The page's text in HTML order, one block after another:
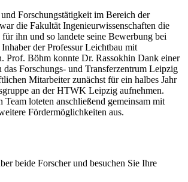
Forschungstätigkeit im Bereich der
die Fakultät Ingenieurwissenschaften die
ihn und so landete seine Bewerbung bei
der Professur Leichtbau mit
Prof. Böhm konnte Dr. Rassokhin Dank einer
das Forschungs- und Transferzentrum Leipzig
Mitarbeiter zunächst für ein halbes Jahr
an der HTWK Leipzig aufnehmen.
Team loteten anschließend gemeinsam mit
Fördermöglichkeiten aus.
beide Forscher und besuchen Sie Ihre